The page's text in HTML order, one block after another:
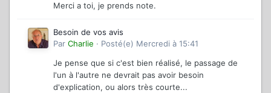
Merci a toi, je prends note.
Besoin de vos avis
Par Charlie · Posté(e) Mercredi à 15:41
Je pense que si c'est bien réalisé, le passage de
l'un à l'autre ne devrait pas avoir besoin
d'explication, ou alors très courte...